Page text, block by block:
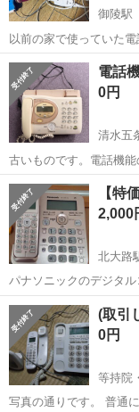
御陵駅
以前の家で使っていた
ールに詰めてあります
先させていただきます
京都 京都市 御陵
電話
0円
清水五
古いものです。電話機能
がないため機能してい
す。宜しくお願いします
京都 京都市 清
【特
2,000
北大路
パナソニックのデジタ
です 本体、バッテリー
電話線1メートルぐらい？ 通
から気づきましたが...
京都 京都市 北
(取引
0円
等持院
写真の通りです。 普通に使用してい